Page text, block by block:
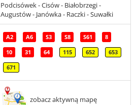
Podcisówek - Cisów - Białobrzegi -
Augustów - Janówka - Raczki - Suwałki
A2 A6 S3 S8 S61 8
10 31 64 115 652 653
671
zobacz aktywną mapę